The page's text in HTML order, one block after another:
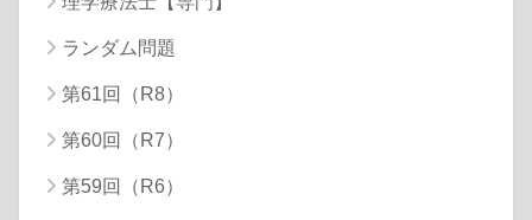
ランダム問題
第61回（R8）
第60回（R7）
第59回（R6）